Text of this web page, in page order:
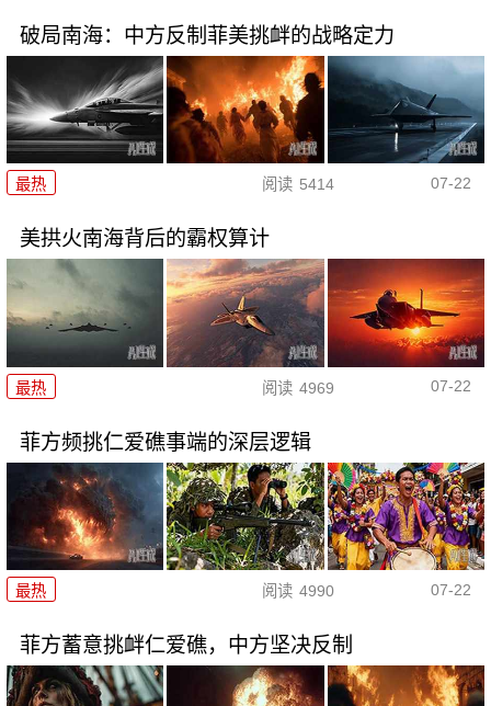
破局南海：中方反制菲美挑衅的战略定力
最热 阅读 5414 07-22
美拱火南海背后的霸权算计
最热 阅读 4969 07-22
菲方频挑仁爱礁事端的深层逻辑
最热 阅读 4990 07-22
菲方蓄意挑衅仁爱礁，中方坚决反制